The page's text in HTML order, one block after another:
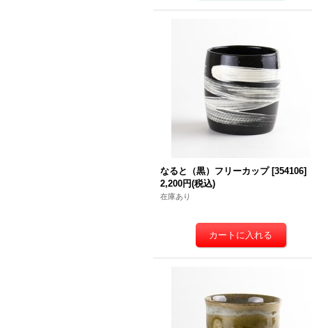
なると（黒）フリーカップ [354106]
2,200円(税込)
在庫あり